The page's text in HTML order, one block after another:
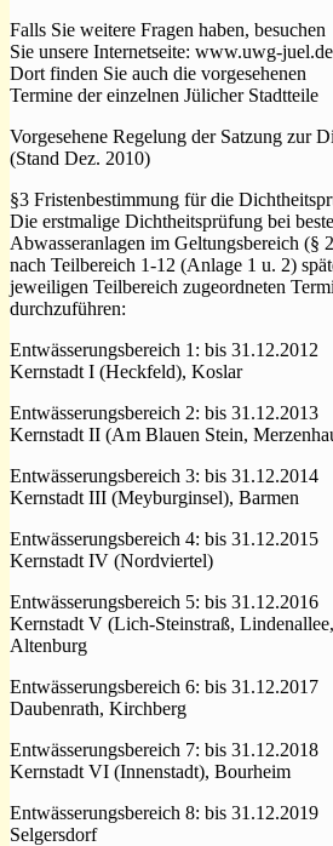
Falls Sie weitere Fragen haben, besuchen
Sie unsere Internetseite: www.uwg-juel.de
Dort finden Sie auch die vorgesehenen
Termine der einzelnen Jülicher Stadtteile
Vorgesehene Regelung der Satzung zur
(Stand Dez. 2010)
§3 Fristenbestimmung für die
Die erstmalige Dichtheitsprüfung bei
Abwasseranlagen im Geltungsbereich (§
nach Teilbereich 1-12 (Anlage 1 u. 2)
jeweiligen Teilbereich zugeordneten
durchzuführen:
Entwässerungsbereich 1: bis 31.12.2012
Kernstadt I (Heckfeld), Koslar
Entwässerungsbereich 2: bis 31.12.2013
Kernstadt II (Am Blauen Stein,
Entwässerungsbereich 3: bis 31.12.2014
Kernstadt III (Meyburginsel), Barmen
Entwässerungsbereich 4: bis 31.12.2015
Kernstadt IV (Nordviertel)
Entwässerungsbereich 5: bis 31.12.2016
Kernstadt V (Lich-Steinstraß,
Altenburg
Entwässerungsbereich 6: bis 31.12.2017
Daubenrath, Kirchberg
Entwässerungsbereich 7: bis 31.12.2018
Kernstadt VI (Innenstadt), Bourheim
Entwässerungsbereich 8: bis 31.12.2019
Selgersdorf